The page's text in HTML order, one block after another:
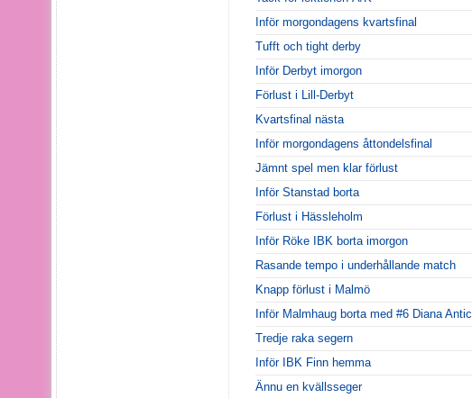
Inför morgondagens kvartsfinal
Tufft och tight derby
Inför Derbyt imorgon
Förlust i Lill-Derbyt
Kvartsfinal nästa
Inför morgondagens åttondelsfinal
Jämnt spel men klar förlust
Inför Stanstad borta
Förlust i Hässleholm
Inför Röke IBK borta imorgon
Rasande tempo i underhållande match
Knapp förlust i Malmö
Inför Malmhaug borta med #6 Diana Antic
Tredje raka segern
Inför IBK Finn hemma
Ännu en kvällsseger